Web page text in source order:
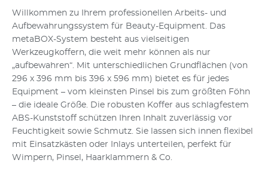
Willkommen zu Ihrem professionellen Arbeits- und
Aufbewahrungssystem für Beauty-Equipment. Das
metaBOX-System besteht aus vielseitigen
Werkzeugkoffern, die weit mehr können als nur
„aufbewahren“. Mit unterschiedlichen Grundflächen (von
296 x 396 mm bis 396 x 596 mm) bietet es für jedes
Equipment – vom kleinsten Pinsel bis zum größten Föhn
– die ideale Größe. Die robusten Koffer aus schlagfestem
ABS-Kunststoff schützen Ihren Inhalt zuverlässig vor
Feuchtigkeit sowie Schmutz. Sie lassen sich innen flexibel
mit Einsatzkästen oder Inlays unterteilen, perfekt für
Wimpern, Pinsel, Haarklammern & Co.